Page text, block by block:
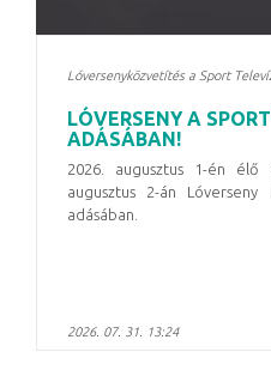
Lóversenyközvetítés a Sport
LÓVERSENY A
ADÁSÁBAN!
2026. augusztus 1-én élő
augusztus 2-án
adásában.
2026. 07. 31. 13:24